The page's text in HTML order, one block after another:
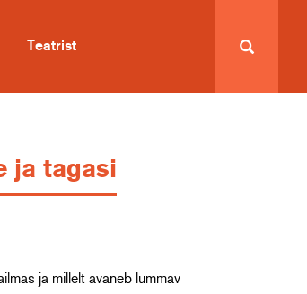
Teatrist
ja tagasi
ja millelt avaneb lummav